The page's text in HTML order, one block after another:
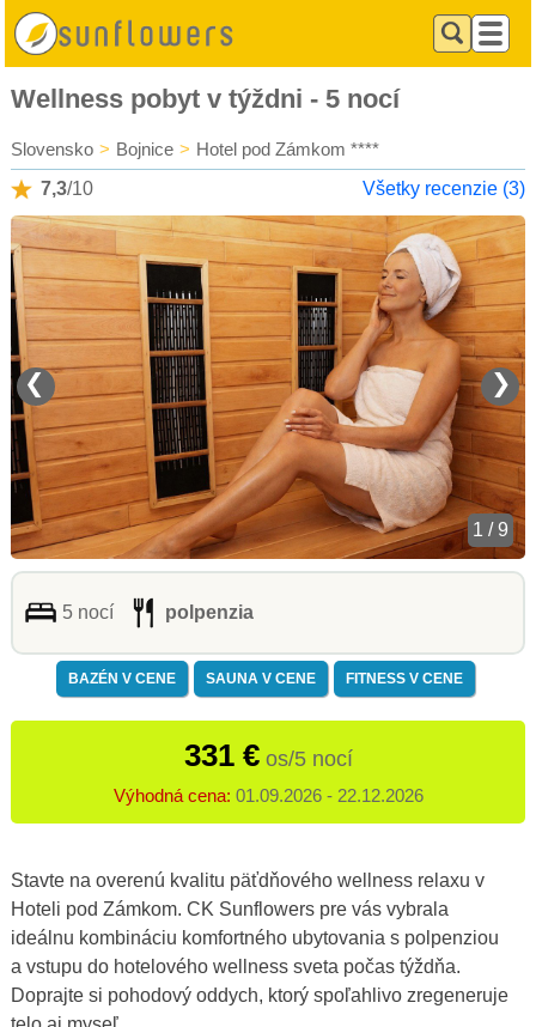
Wellness pobyt v týždni - 5 nocí
Slovensko > Bojnice > Hotel pod Zámkom ****
7,3/10 Všetky recenzie (3)
❮ ❯
1 / 9
5 nocí polpenzia
BAZÉN V CENE SAUNA V CENE FITNESS V CENE
331 €os/5 nocí
Výhodná cena: 01.09.2026 - 22.12.2026
Stavte na overenú kvalitu päťdňového wellness relaxu v
Hoteli pod Zámkom. CK Sunflowers pre vás vybrala
ideálnu kombináciu komfortného ubytovania s polpenziou
a vstupu do hotelového wellness sveta počas týždňa.
Doprajte si pohodový oddych, ktorý spoľahlivo zregeneruje